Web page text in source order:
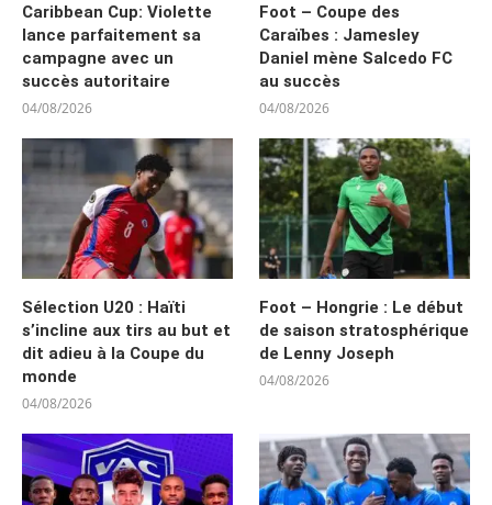
Caribbean Cup: Violette
lance parfaitement sa
campagne avec un
succès autoritaire
04/08/2026
Foot – Coupe des
Caraïbes : Jamesley
Daniel mène Salcedo FC
au succès
04/08/2026
Sélection U20 : Haïti
s’incline aux tirs au but et
dit adieu à la Coupe du
monde
04/08/2026
Foot – Hongrie : Le début
de saison stratosphérique
de Lenny Joseph
04/08/2026